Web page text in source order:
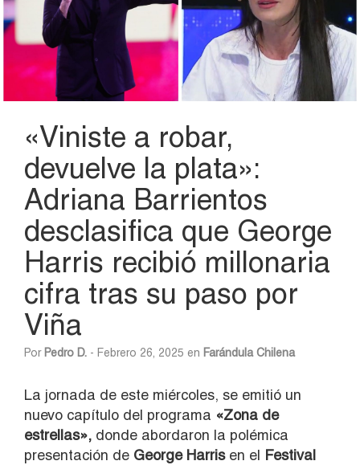
«Viniste a robar,
devuelve la plata»:
Adriana Barrientos
desclasifica que George
Harris recibió millonaria
cifra tras su paso por
Viña
Por Pedro D. - Febrero 26, 2025 en Farándula Chilena
La jornada de este miércoles, se emitió un
nuevo capítulo del programa «Zona de
estrellas», donde abordaron la polémica
presentación de George Harrisen el Festival